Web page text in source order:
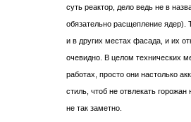
суть реактор, дело ведь не в
обязательно расщепление ядер).
и в других местах фасада, и их
очевидно. В целом технических
работах, просто они настолько
стиль, чтоб не отвлекать
не так заметно.